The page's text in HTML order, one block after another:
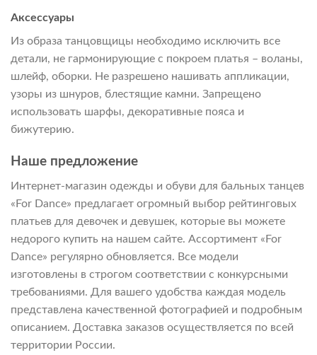
Аксессуары
Из образа танцовщицы необходимо исключить все
детали, не гармонирующие с покроем платья – воланы,
шлейф, оборки. Не разрешено нашивать аппликации,
узоры из шнуров, блестящие камни. Запрещено
использовать шарфы, декоративные пояса и
бижутерию.
Наше предложение
Интернет-магазин одежды и обуви для бальных танцев
«For Dance» предлагает огромный выбор рейтинговых
платьев для девочек и девушек, которые вы можете
недорого купить на нашем сайте. Ассортимент «For
Dance» регулярно обновляется. Все модели
изготовлены в строгом соответствии с конкурсными
требованиями. Для вашего удобства каждая модель
представлена качественной фотографией и подробным
описанием. Доставка заказов осуществляется по всей
территории России.